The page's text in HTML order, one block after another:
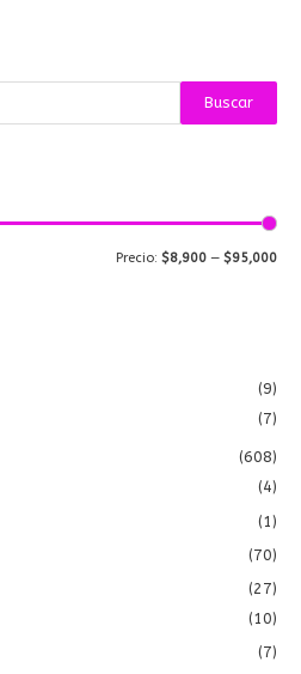
Buscar
r
i
r
i
Precio: $8,900 — $95,000
(9)
(7)
(608)
(4)
(1)
(70)
(27)
(10)
(7)